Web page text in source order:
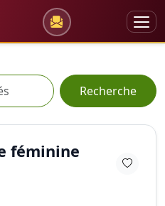
Recherche
féminine